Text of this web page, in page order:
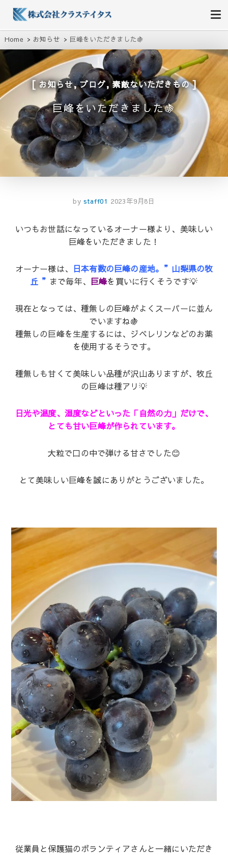
株式会社クラステイタス
地域のコミュニティーを大切にする企業
Home お知らせ 巨峰をいただきました🍇
お知らせ,ブログ,素敵ないただきもの
巨峰をいただきました🍇
by staff01 2023年9月8日
いつもお世話になっているオーナー様より、美味しい
巨峰をいただきました！
オーナー様は、 日本有数の巨峰の産地。”山梨県の牧
丘 ” まで毎年、 巨峰を買いに行くそうです💡
現在となっては、種無しの巨峰がよくスーパーに並ん
でいますね🍇
種無しの巨峰を生産するには、ジベレリンなどのお薬
を使用するそうです。
種無しも甘くて美味しい品種が沢山ありますが、牧丘
の巨峰は種アリ💡
日光や温度、湿度などといった「自然の力」だけで、
とても甘い巨峰が作られています。
大粒で口の中で弾ける甘さでした😊
とて美味しい巨峰を誠にありがとうございました。
従業員と保護猫のボランティアさんと一緒にいただき